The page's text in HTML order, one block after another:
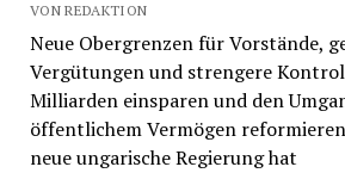
VON REDAKTION
Neue Obergrenzen für Vorstände,
Vergütungen und strengere
Milliarden einsparen und den
öffentlichem Vermögen
neue ungarische Regierung hat